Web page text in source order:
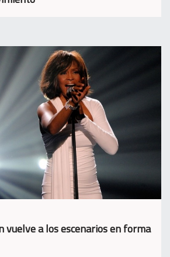
vuelve a los escenarios en forma